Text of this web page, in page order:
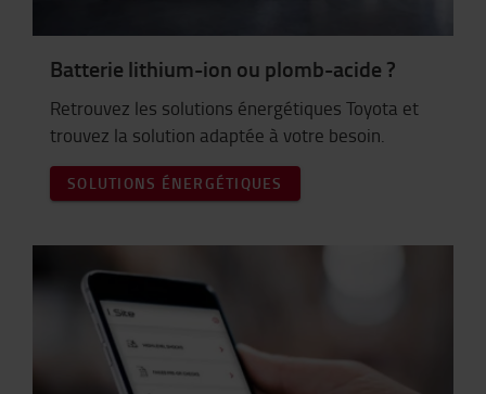
Batterie lithium-ion ou plomb-acide ?
Retrouvez les solutions énergétiques Toyota et
trouvez la solution adaptée à votre besoin.
SOLUTIONS ÉNERGÉTIQUES